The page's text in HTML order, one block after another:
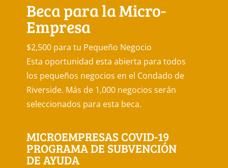
Beca para la Micro-
Empresa
$2,500 para tu Pequeño Negocio
Esta oportunidad esta abierta para todos
los pequeños negocios en el Condado de
Riverside. Más de 1,000 negocios serán
seleccionados para esta beca.
MICROEMPRESAS COVID-19
PROGRAMA DE SUBVENCIÓN
DE AYUDA